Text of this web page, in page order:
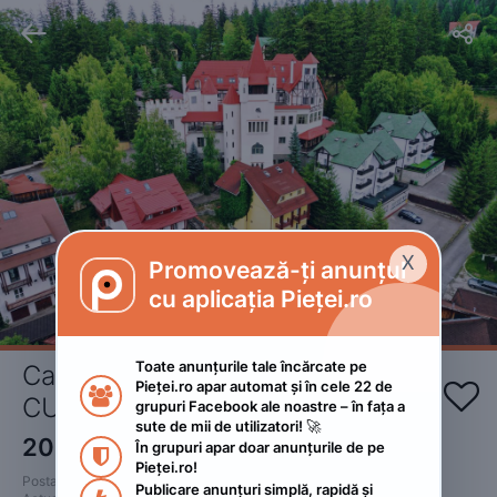
 
Cazare Poiana Brașov 200RON
CU MIC DEJUN INCLUS

200 RON
Postat
2024. septembrie 10.
X
Promovează-ți anunțul
cu aplicația Pieței.ro

Toate anunțurile tale încărcate pe
Pieței.ro apar automat și în cele 22 de
grupuri Facebook ale noastre – în fața a
sute de mii de utilizatori! 🚀

În grupuri apar doar anunțurile de pe
Pieței.ro!
Publicare anunțuri simplă, rapidă și